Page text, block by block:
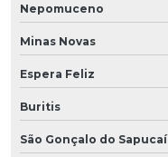
Nepomuceno
Minas Novas
Espera Feliz
Buritis
São Gonçalo do Sapucaí